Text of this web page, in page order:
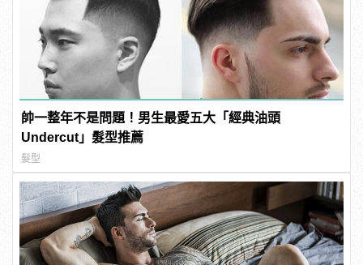
帥一整年不是問題！男生最愛五大「經典油頭
Undercut」髮型推薦
髮型